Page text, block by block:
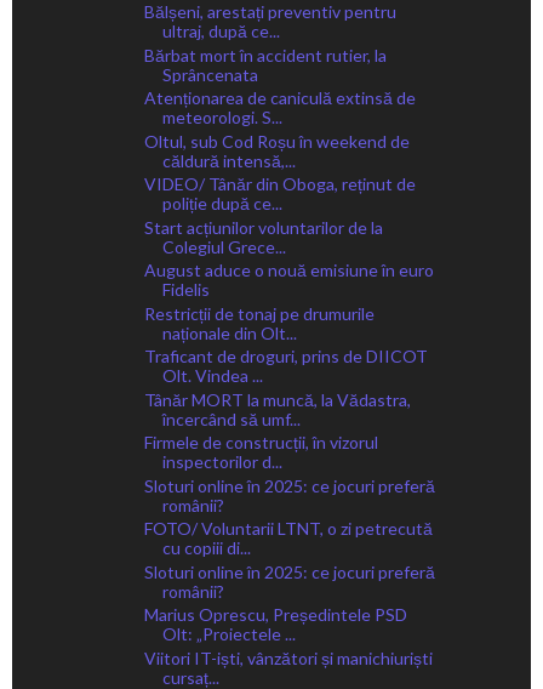
Bălșeni, arestați preventiv pentru
ultraj, după ce...
Bărbat mort în accident rutier, la
Sprâncenata
Atenționarea de caniculă extinsă de
meteorologi. S...
Oltul, sub Cod Roșu în weekend de
căldură intensă,...
VIDEO/ Tânăr din Oboga, reținut de
poliție după ce...
Start acțiunilor voluntarilor de la
Colegiul Grece...
August aduce o nouă emisiune în euro
Fidelis
Restricții de tonaj pe drumurile
naționale din Olt...
Traficant de droguri, prins de DIICOT
Olt. Vindea ...
Tânăr MORT la muncă, la Vădastra,
încercând să umf...
Firmele de construcții, în vizorul
inspectorilor d...
Sloturi online în 2025: ce jocuri preferă
românii?
FOTO/ Voluntarii LTNT, o zi petrecută
cu copiii di...
Sloturi online în 2025: ce jocuri preferă
românii?
Marius Oprescu, Președintele PSD
Olt: „Proiectele ...
Viitori IT-iști, vânzători și manichiuriști
cursaț...